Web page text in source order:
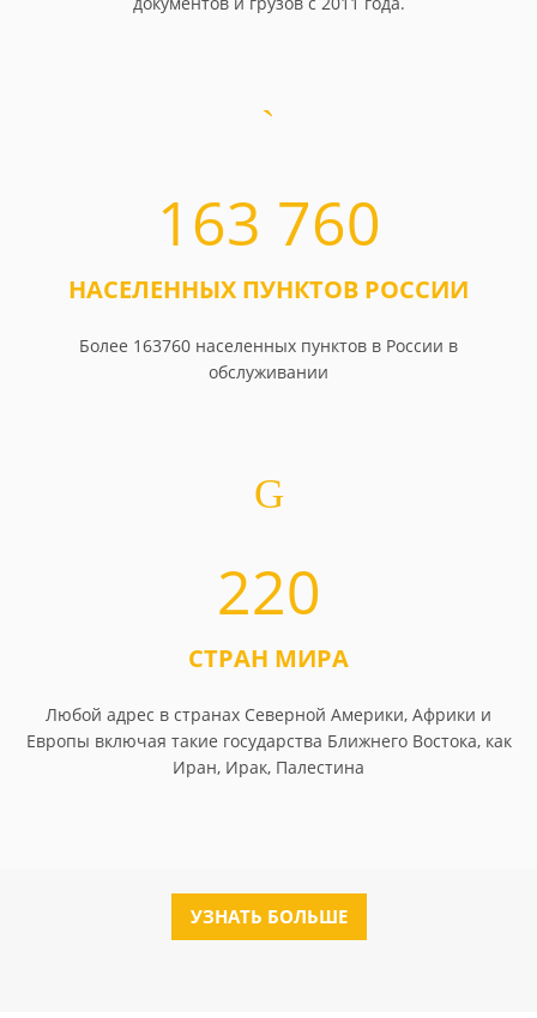
163 760
НАСЕЛЕННЫХ ПУНКТОВ РОССИИ
Более 163760 населенных пунктов в России в
обслуживании
220
СТРАН МИРА
Любой адрес в странах Северной Америки, Африки и
Европы включая такие государства Ближнего Востока, как
Иран, Ирак, Палестина
УЗНАТЬ БОЛЬШЕ